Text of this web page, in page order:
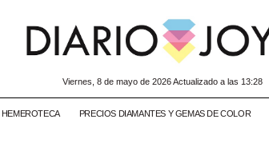
viernes, 8 de mayo de 2026 Actualizado a las 13:28
HEMEROTECA PRECIOS DIAMANTES Y GEMAS DE COLOR